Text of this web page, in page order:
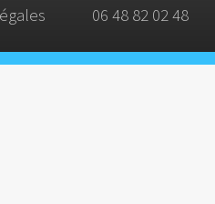
06 48 82 02 48